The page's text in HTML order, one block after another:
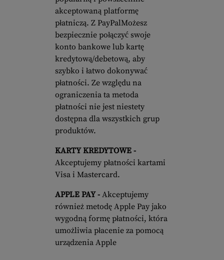
akceptowaną platformę
płatniczą. Z PayPalMożesz
bezpiecznie połączyć swoje
konto bankowe lub kartę
kredytową/debetową, aby
szybko i łatwo dokonywać
płatności. Ze względu na
ograniczenia ta metoda
płatności nie jest niestety
dostępna dla wszystkich grup
produktów.
KARTY KREDYTOWE -
Akceptujemy płatności kartami
Visa i Mastercard.
APPLE PAY - Akceptujemy
również metodę Apple Pay jako
wygodną formę płatności, która
umożliwia płacenie za pomocą
urządzenia Apple